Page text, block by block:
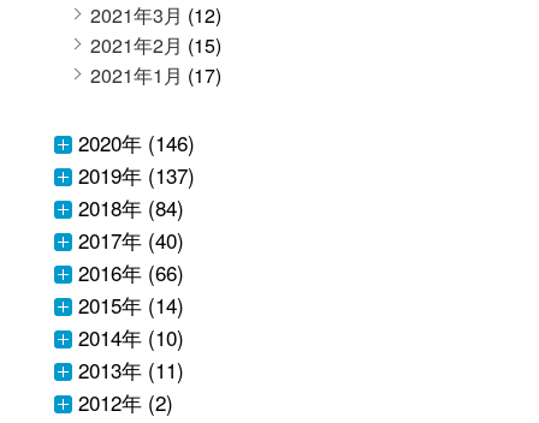
2021年3月 (12)
2021年2月 (15)
2021年1月 (17)
2020年 (146)
2019年 (137)
2018年 (84)
2017年 (40)
2016年 (66)
2015年 (14)
2014年 (10)
2013年 (11)
2012年 (2)